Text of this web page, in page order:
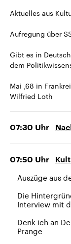
Aktuelles aus
Aufregung über
Gibt es in
dem
Mai ‚68 in
Wilfried Loth
07:30 Uhr
07:50 Uhr
Auszüge aus
Die
Interview mit
Denk ich an
Prange